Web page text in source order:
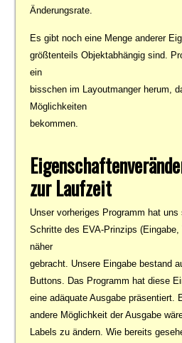
Änderungsrate.
Es gibt noch eine Menge anderer
größtenteils Objektabhängig sind.
ein
bisschen im Layoutmanger herum,
Möglichkeiten
bekommen.
zur Laufzeit
Unser vorheriges Programm hat
Schritte des EVA-Prinzips (Eingabe,
näher
gebracht. Unsere Eingabe bestand
Buttons. Das Programm hat diese
eine adäquate Ausgabe präsentiert.
andere Möglichkeit der Ausgabe
Labels zu ändern. Wie bereits